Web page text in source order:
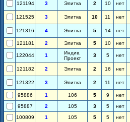
121194 3 Элитка 2 10 нет
121525 3 Элитка 10 11 нет
121316 4 Элитка 5 14 нет
121181 2 Элитка 5 10 нет
122044 1
Индив.
Проект
3 5 нет
121182 2 Элитка 2 16 нет
121322 3 Элитка 2 11 нет
95886 1 106 5 9 нет
95887
2 105 3 5 нет
100809
1 105 5 5 нет